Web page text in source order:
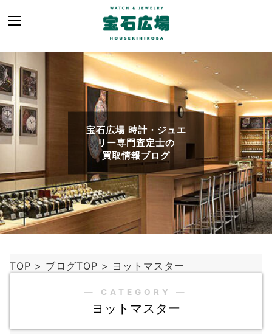
宝石広場 時計・ジュエ
リー専門査定士の
買取情報ブログ
TOP > ブログTOP > ヨットマスター
― CATEGORY ―
ヨットマスター